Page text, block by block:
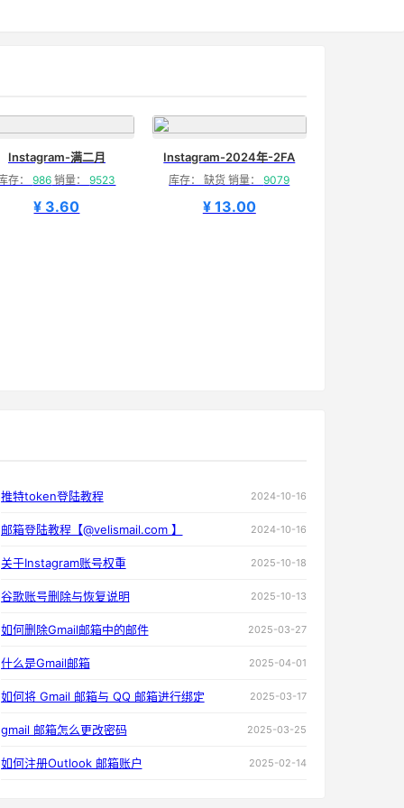
Instagram-满二月
存：986 销量：9523
¥ 3.60
Instagram-2024年-2FA
库存： 缺货 销量：9079
¥ 13.00
推特token登陆教程 2024-10-16
邮箱登陆教程【@velismail.com 】 2024-10-16
关于Instagram账号权重 2025-10-18
谷歌账号删除与恢复说明 2025-10-13
如何删除Gmail邮箱中的邮件 2025-03-27
什么是Gmail邮箱 2025-04-01
如何将 Gmail 邮箱与 QQ 邮箱进行绑定 2025-03-17
gmail 邮箱怎么更改密码 2025-03-25
如何注册Outlook 邮箱账户 2025-02-14